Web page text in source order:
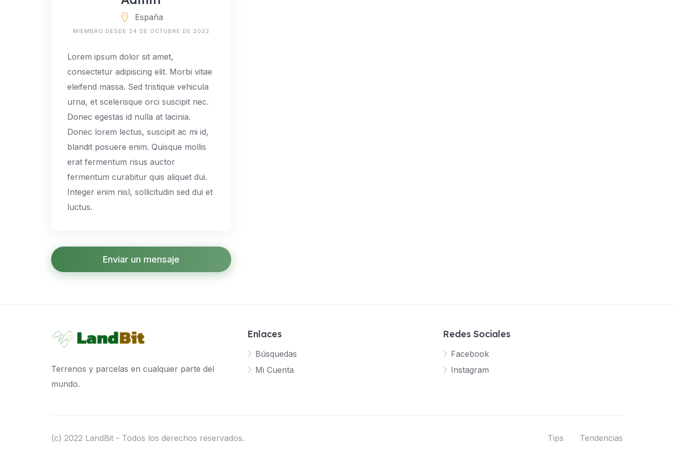
España
MIEMBRO DESDE 24 DE OCTUBRE DE 2022
Lorem ipsum dolor sit amet,
consectetur adipiscing elit. Morbi vitae
eleifend massa. Sed tristique vehicula
urna, et scelerisque orci suscipit nec.
Donec egestas id nulla at lacinia.
Donec lorem lectus, suscipit ac mi id,
blandit posuere enim. Quisque mollis
erat fermentum risus auctor
fermentum curabitur quis aliquet dui.
Integer enim nisl, sollicitudin sed dui et
luctus.
Enviar un mensaje
Terrenos y parcelas en cualquier parte del
mundo.
Enlaces
Búsquedas
Mi Cuenta
Redes Sociales
Facebook
Instagram
(c) 2022 LandBit - Todos los derechos reservados. Tips Tendencias